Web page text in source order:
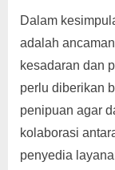
Dalam
adalah
kesadaran dan
perlu diberikan
penipuan agar
kolaborasi
penyedia